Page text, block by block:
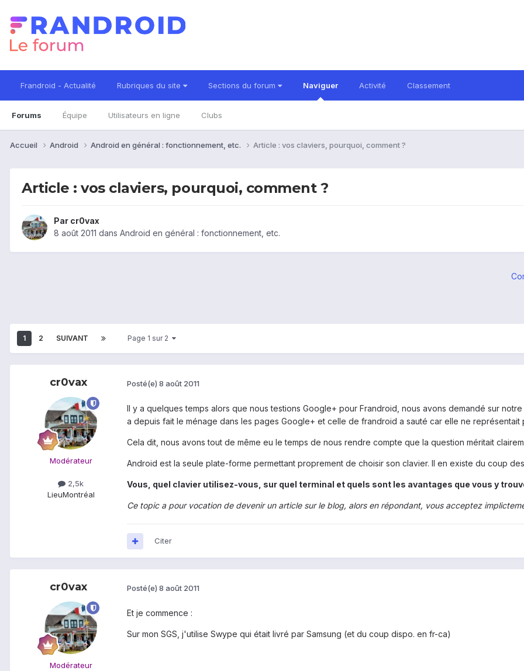
Frandroid - Actualité Rubriques du site Sections du forum Naviguer
Forums Équipe Utilisateurs en ligne Clubs
Activité Classement
Accueil Android Android en général : fonctionnement, etc. Article : vos claviers, pourquoi, comment ?
Article : vos claviers, pourquoi, comment ?
Par cr0vax
8 août 2011 dans Android en général : fonctionnement, etc.
1 2 SUIVANT Page 1 sur 2
cr0vax
Modérateur
2,5k
LieuMontréal
Posté(e) 8 août 2011
Il y a quelques temps alors que nous testions Google+ pour Frandroid, nous avons demandé sur
a depuis fait le ménage dans les pages Google+ et celle de frandroid a sauté car elle ne représentait
Cela dit, nous avons tout de même eu le temps de nous rendre compte que la question méritait
Android est la seule plate-forme permettant proprement de choisir son clavier. Il en existe du coup
Vous, quel clavier utilisez-vous, sur quel terminal et quels sont les avantages que vous y
Ce topic a pour vocation de devenir un article sur le blog, alors en répondant, vous acceptez
Citer
cr0vax
Modérateur
Posté(e) 8 août 2011
Et je commence :
Sur mon SGS, j'utilise Swype qui était livré par Samsung (et du coup dispo. en fr-ca)